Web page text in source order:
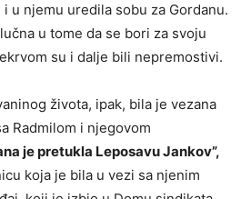
u njemu uredila sobu za Gordanu.
u tome da se bori za svoju
su i dalje bili nepremostivi.
života, ipak, bila je vezana
Radmilom i njegovom
je pretukla Leposavu Jankov”,
koja je bila u vezi sa njenim